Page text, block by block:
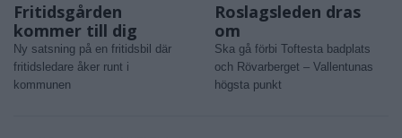
Fritidsgården
kommer till dig
Ny satsning på en fritidsbil där
fritidsledare åker runt i
kommunen
Roslagsleden dras
om
Ska gå förbi Toftesta badplats
och Rövarberget – Vallentunas
högsta punkt